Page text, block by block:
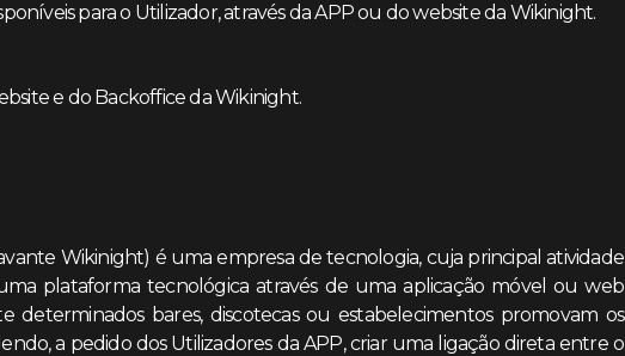
para o Utilizador, através da APP ou do website da Wikinight.
e do Backoffice da Wikinight.
Wikinight) é uma empresa de tecnologia, cuja principal atividade
plataforma tecnológica através de uma aplicação móvel ou web
determinados bares, discotecas ou estabelecimentos promovam os
a pedido dos Utilizadores da APP, criar uma ligação direta entre o